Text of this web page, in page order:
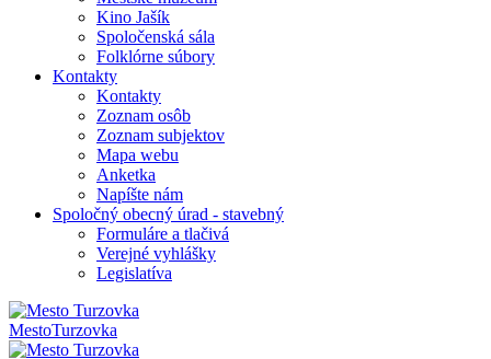
Kino Jašík
Spoločenská sála
Folklórne súbory
Kontakty
Kontakty
Zoznam osôb
Zoznam subjektov
Mapa webu
Anketka
Napíšte nám
Spoločný obecný úrad - stavebný
Formuláre a tlačivá
Verejné vyhlášky
Legislatíva
MestoTurzovka